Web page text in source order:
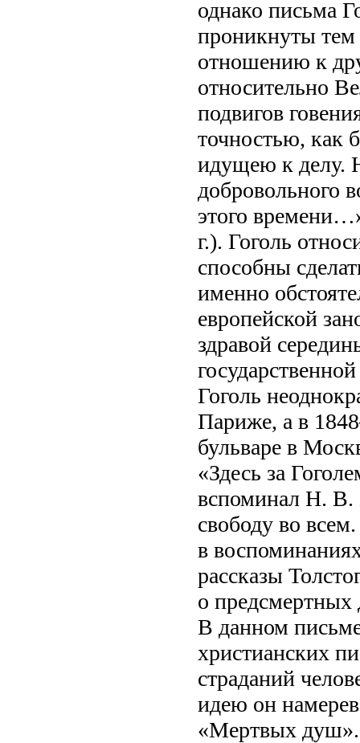
однако письма
проникнуты
отношению к
относительно
подвигов
точностью, как
идущею к делу.
добровольного
этого
г.). Гоголь
способны
именно
европейской
здравой
Гоголь
Париже, а в
бульваре в
«Здесь за
вспоминал Н. В.
свободу во
в
рассказы
о предсмертных
В данном
христианских
страданий
идею он
«Мертвых душ».